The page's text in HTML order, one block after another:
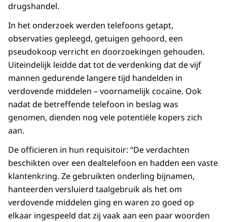
drugshandel.
In het onderzoek werden telefoons getapt,
observaties gepleegd, getuigen gehoord, een
pseudokoop verricht en doorzoekingen gehouden.
Uiteindelijk leidde dat tot de verdenking dat de vijf
mannen gedurende langere tijd handelden in
verdovende middelen – voornamelijk cocaïne. Ook
nadat de betreffende telefoon in beslag was
genomen, dienden nog vele potentiële kopers zich
aan.
De officieren in hun requisitoir: “De verdachten
beschikten over een dealtelefoon en hadden een vaste
klantenkring. Ze gebruikten onderling bijnamen,
hanteerden versluierd taalgebruik als het om
verdovende middelen ging en waren zo goed op
elkaar ingespeeld dat zij vaak aan een paar woorden